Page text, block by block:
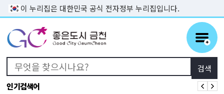
본문 바로가기
이 누리집은 대한민국 공식 전자정부 누리집입니다.
인기검색어